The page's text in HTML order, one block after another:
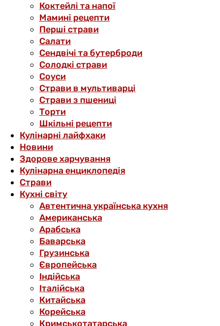
Коктейлі та напої
Мамині рецепти
Перші страви
Салати
Сендвічі та бутерброди
Солодкі страви
Соуси
Страви в мультиварці
Страви з пшениці
Торти
Шкільні рецепти
Кулінарні лайфхаки
Новини
Здорове харчування
Кулінарна енциклопедія
Страви
Кухні світу
Автентична українська кухня
Американська
Арабська
Баварська
Грузинська
Європейська
Індійська
Італійська
Китайська
Корейська
Кримськотатарська